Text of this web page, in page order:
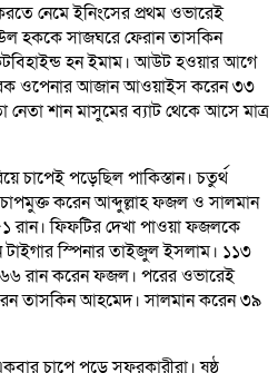
নেমে ইনিংসের প্রথম ওভারেই
উল হককে সাজঘরে ফেরান তাসকিন
হন ইমাম। আউট হওয়ার আগে
ওপেনার আজান আওয়াইস করেন ৩৩
শান মাসুমের ব্যাট থেকে আসে মাত্র
চাপেই পড়েছিল পাকিস্তান। চতুর্থ
করেন আব্দুল্লাহ ফজল ও সালমান
ফিফটির দেখা পাওয়া ফজলকে
টাইগার স্পিনার তাইজুল ইসলাম। ১১৩
৬৬ রান করেন ফজল। পরের ওভারেই
তাসকিন আহমেদ। সালমান করেন ৩৯
চাপে পড়ে সফরকারীরা। ষষ্ঠ